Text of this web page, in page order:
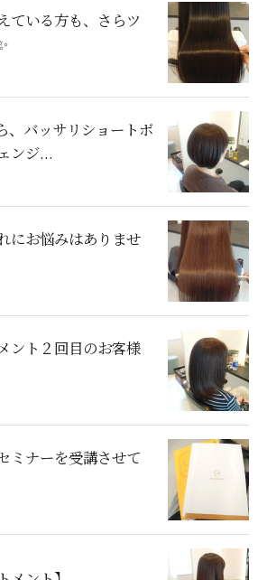
ている方も、さらツ
、バッサリショートボ
ンジ...
にお悩みはありませ
ント２回目のお客様
ミナーを受講させて